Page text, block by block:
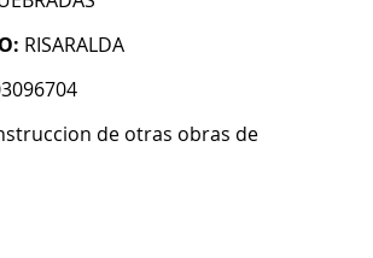
RISARALDA
de otras obras de